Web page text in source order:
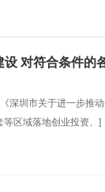
设 对符合条件的
深圳市关于进一步推
区域落地创业投资、]